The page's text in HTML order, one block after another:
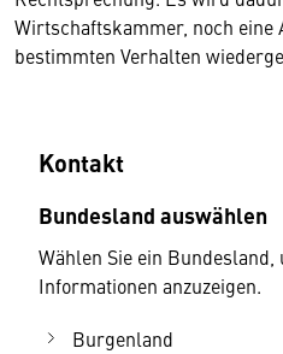
Wirtschaftskammer, noch eine
bestimmten Verhalten
Kontakt
Bundesland auswählen
Wählen Sie ein
Informationen anzuzeigen.
Burgenland